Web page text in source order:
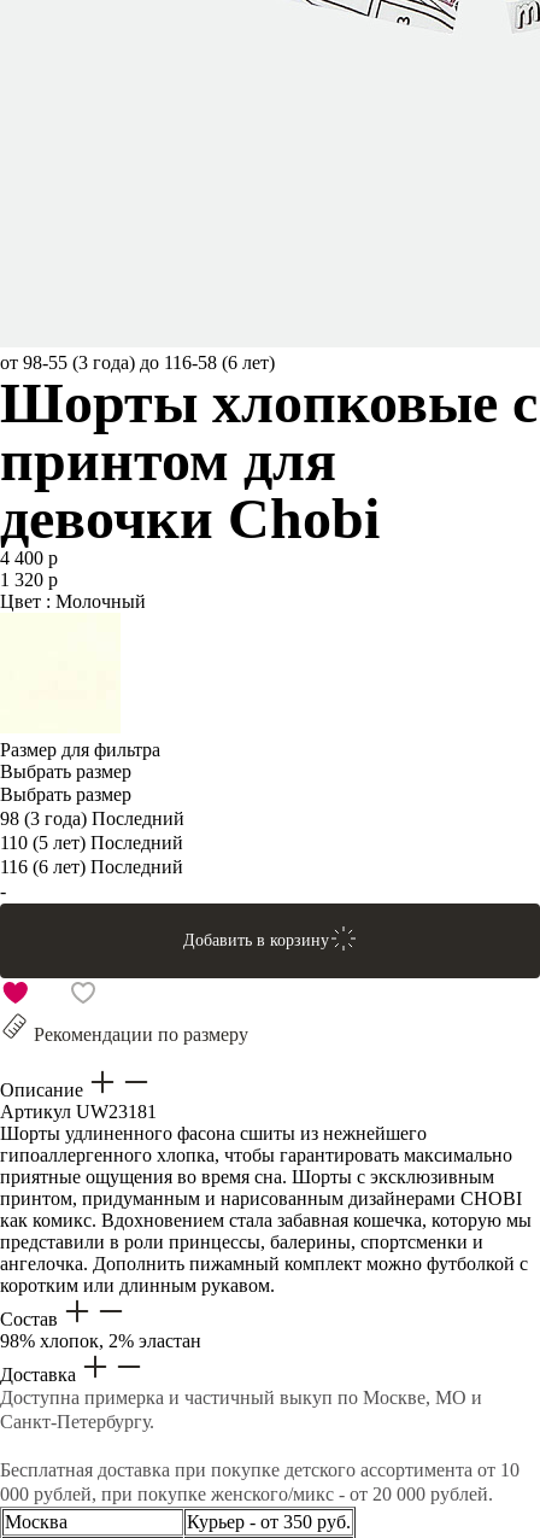
от 98-55 (3 года) до 116-58 (6 лет)
Шорты хлопковые с
принтом для
девочки Chobi
4 400 р
1 320 р
Цвет : Молочный
Размер для фильтра
Выбрать размер
Выбрать размер
98 (3 года) Последний
110 (5 лет) Последний
116 (6 лет) Последний
-
Добавить в корзину
Рекомендации по размеру
Описание
Артикул UW23181
Шорты удлиненного фасона сшиты из нежнейшего
гипоаллергенного хлопка, чтобы гарантировать максимально
приятные ощущения во время сна. Шорты с эксклюзивным
принтом, придуманным и нарисованным дизайнерами CHOBI
как комикс. Вдохновением стала забавная кошечка, которую мы
представили в роли принцессы, балерины, спортсменки и
ангелочка. Дополнить пижамный комплект можно футболкой с
коротким или длинным рукавом.
Состав
98% хлопок, 2% эластан
Доставка
Доступна примерка и частичный выкуп по Москве, МО и
Санкт-Петербургу.
Бесплатная доставка при покупке детского ассортимента от 10
000 рублей, при покупке женского/микс - от 20 000 рублей.
Москва
Курьер - от 350 руб.